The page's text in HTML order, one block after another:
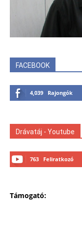
FACEBOOK
4,039 Rajongók
Drávatáj - Youtube
763 Feliratkozó
Támogató: